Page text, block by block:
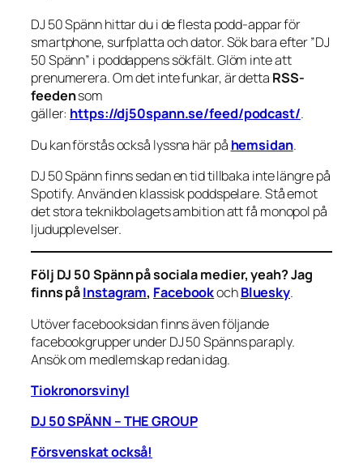
DJ 50 Spänn hittar du i de flesta podd-appar för
smartphone, surfplatta och dator. Sök bara efter ”DJ
50 Spänn” i poddappens sökfält. Glöm inte att
prenumerera. Om det inte funkar, är detta RSS-
feedensom
gäller: https://dj50spann.se/feed/podcast/.
Du kan förstås också lyssna här på hemsidan.
DJ 50 Spänn finns sedan en tid tillbaka inte längre på
Spotify. Använd en klassisk poddspelare. Stå emot
det stora teknikbolagets ambition att få monopol på
ljudupplevelser.
Följ DJ 50 Spänn på sociala medier, yeah? Jag
finns påInstagram, FacebookochBluesky.
Utöver facebooksidan finns även följande
facebookgrupper under DJ 50 Spänns paraply.
Ansök om medlemskap redan idag.
Tiokronorsvinyl
DJ 50 SPÄNN – THE GROUP
Försvenskat också!